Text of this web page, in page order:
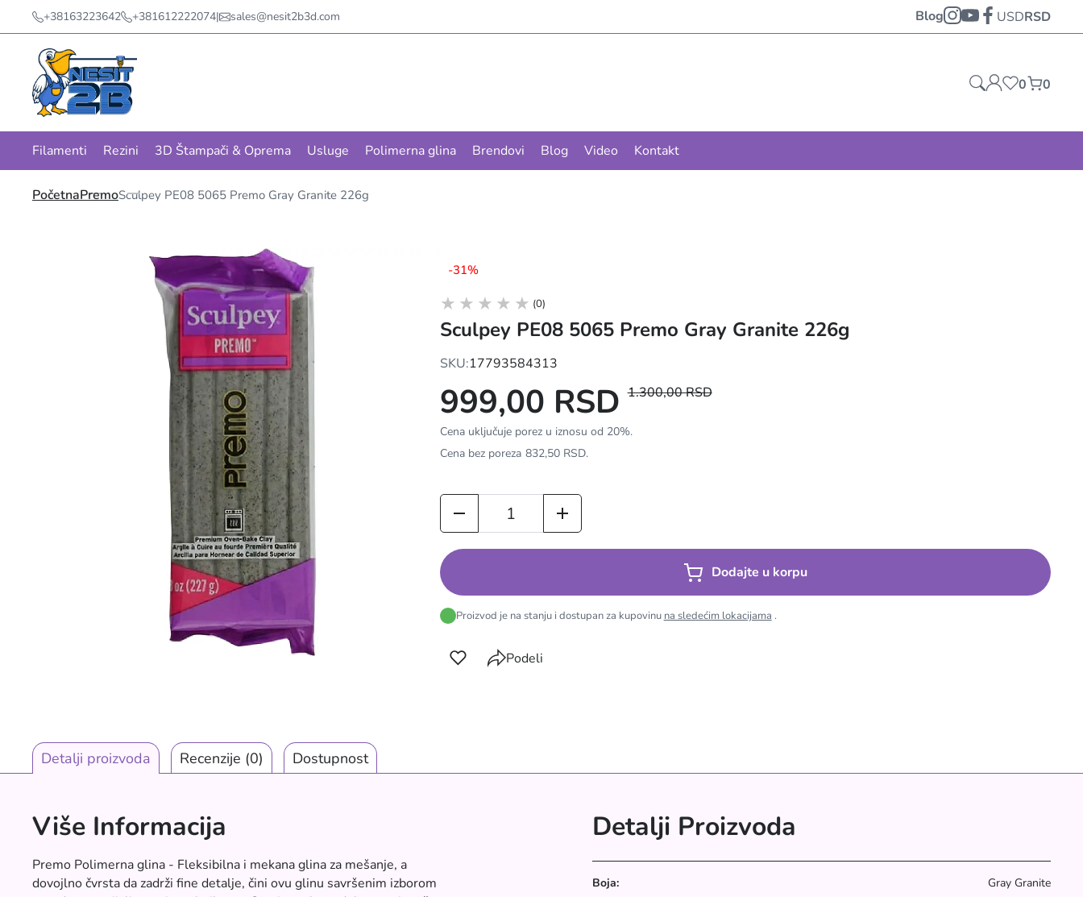
+38163223642 +381612222074| sales@nesit2b3d.com Blog USDRSD
0 0
Filamenti Rezini 3D Štampači & Oprema Usluge Polimerna glina Brendovi Blog Video Kontakt
PočetnaPremoSculpey PE08 5065 Premo Gray Granite 226g
-31%
(0)
Sculpey PE08 5065 Premo Gray Granite 226g
SKU:17793584313
999,00 RSD 1.300,00 RSD
Cena uključuje porez u iznosu od 20%.
Cena bez poreza 832,50 RSD.
Dodajte u korpu
Proizvod je na stanju i dostupan za kupovinu na sledećim lokacijama .
Podeli
Detalji proizvoda Recenzije (0) Dostupnost
Više Informacija
Premo Polimerna glina - Fleksibilna i mekana glina za mešanje, a
dovojlno čvrsta da zadrži fine detalje, čini ovu glinu savršenim izborom
Detalji Proizvoda
Boja: Gray Granite